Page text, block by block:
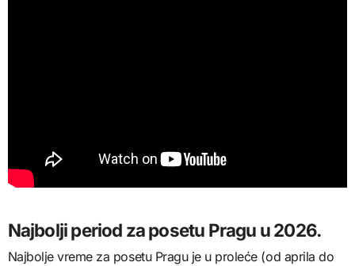
Najbolji period za posetu Pragu u 2026.
Najbolje vreme za posetu Pragu je u proleće (od aprila do